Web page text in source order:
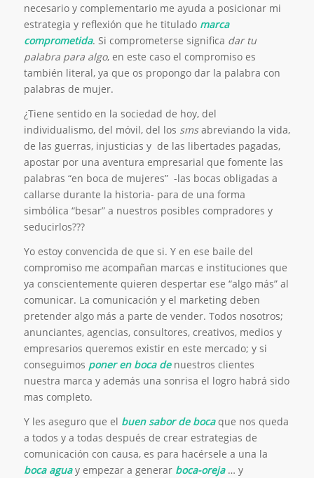
necesario y complementario me ayuda a posicionar mi
estrategia y reflexión que he titulado marca
comprometida. Si comprometerse significa dar tu
palabra para algo, en este caso el compromiso es
también literal, ya que os propongo dar la palabra con
palabras de mujer.
¿Tiene sentido en la sociedad de hoy, del
individualismo, del móvil, del los smsabreviando la vida,
de las guerras, injusticias y de las libertades pagadas,
apostar por una aventura empresarial que fomente las
palabras “en boca de mujeres” -las bocas obligadas a
callarse durante la historia- para de una forma
simbólica “besar” a nuestros posibles compradores y
seducirlos???
Yo estoy convencida de que si. Y en ese baile del
compromiso me acompañan marcas e instituciones que
ya conscientemente quieren despertar ese “algo más” al
comunicar. La comunicación y el marketing deben
pretender algo más a parte de vender. Todos nosotros;
anunciantes, agencias, consultores, creativos, medios y
empresarios queremos existir en este mercado; y si
conseguimos poner en boca denuestros clientes
nuestra marca y además una sonrisa el logro habrá sido
mas completo.
Y les aseguro que el buen sabor de bocaque nos queda
a todos y a todas después de crear estrategias de
comunicación con causa, es para hacérsele a una la
boca aguay empezar a generar boca-oreja … y